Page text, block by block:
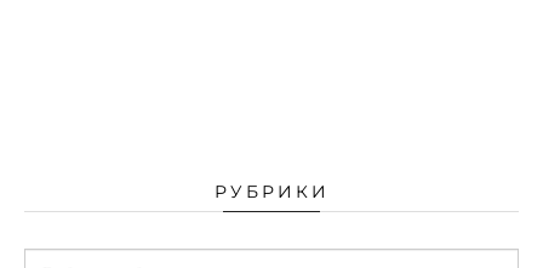
РУБРИКИ